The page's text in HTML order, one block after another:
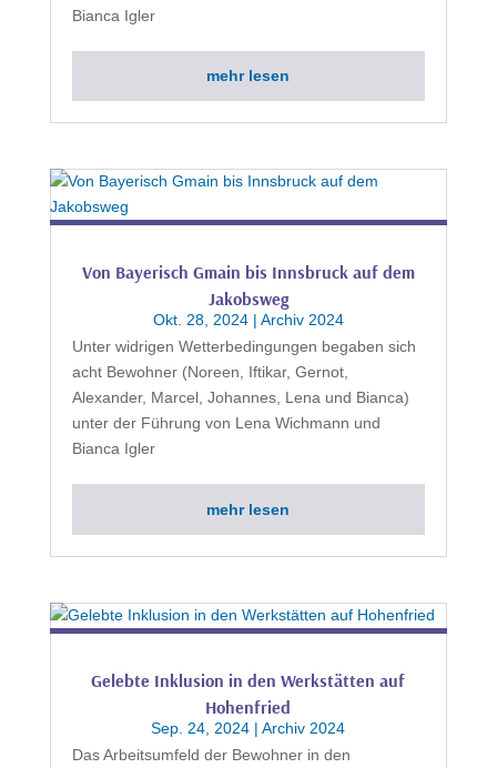
Bianca Igler
mehr lesen
Von Bayerisch Gmain bis Innsbruck auf dem
Jakobsweg
Okt. 28, 2024| Archiv 2024
Unter widrigen Wetterbedingungen begaben sich
acht Bewohner (Noreen, Iftikar, Gernot,
Alexander, Marcel, Johannes, Lena und Bianca)
unter der Führung von Lena Wichmann und
Bianca Igler
mehr lesen
Gelebte Inklusion in den Werkstätten auf
Hohenfried
Sep. 24, 2024 |Archiv 2024
Das Arbeitsumfeld der Bewohner in den